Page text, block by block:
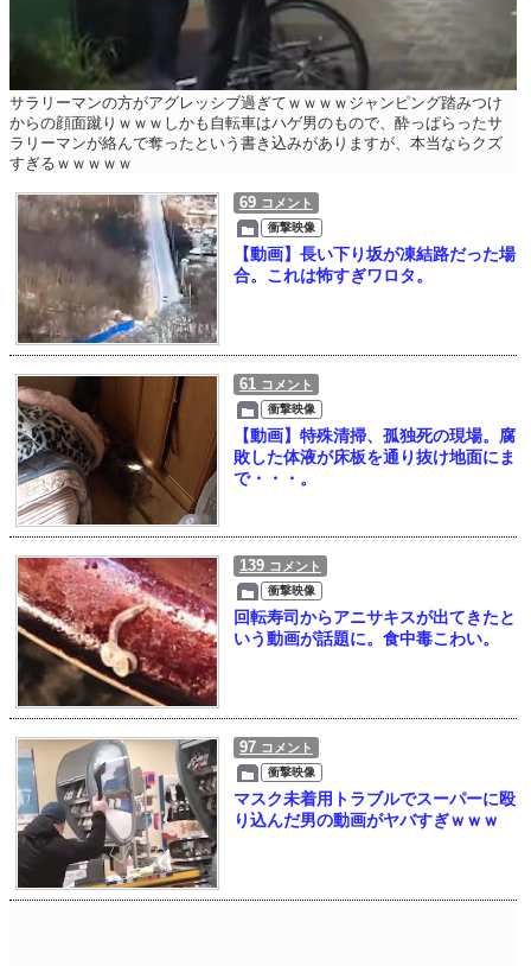
サラリーマンの方がアグレッシブ過ぎてｗｗｗｗジャンピング踏みつけ
からの顔面蹴りｗｗｗしかも自転車はハゲ男のもので、酔っぱらったサ
ラリーマンが絡んで奪ったという書き込みがありますが、本当ならクズ
すぎるｗｗｗｗｗ
69 コメント
衝撃映像
【動画】長い下り坂が凍結路だった場
合。これは怖すぎワロタ。
61 コメント
衝撃映像
【動画】特殊清掃、孤独死の現場。腐
敗した体液が床板を通り抜け地面にま
で・・・。
139 コメント
衝撃映像
回転寿司からアニサキスが出てきたと
いう動画が話題に。食中毒こわい。
97 コメント
衝撃映像
マスク未着用トラブルでスーパーに殴
り込んだ男の動画がヤバすぎｗｗｗ